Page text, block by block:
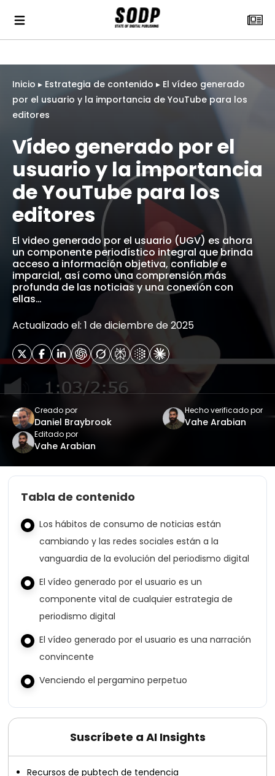
Inicio ▸ Estrategia de contenido ▸ El vídeo generado
por el usuario y la importancia de YouTube para los
editores
Vídeo generado por el
usuario y la importancia
de YouTube para los
editores
El video generado por el usuario (UGV) es ahora
un componente periodístico integral que brinda
acceso a información objetiva, confiable e
imparcial, así como una comprensión más
profunda de las noticias y una conexión con
ellas…
Actualizado el: 1 de diciembre de 2025
Creado por
Daniel Braybrook
Hecho verificado por
Vahe Arabian
Editado por
Vahe Arabian
Tabla de contenido
Los hábitos de consumo de noticias están
cambiando y las redes sociales están a la
vanguardia de la evolución del periodismo digital
El vídeo generado por el usuario es un
componente vital de cualquier estrategia de
periodismo digital
El vídeo generado por el usuario es una narración
convincente
Venciendo el pergamino perpetuo
Suscríbete a AI Insights
Recursos de pubtech de tendencia